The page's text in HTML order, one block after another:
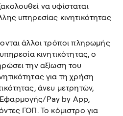
να υφίσταται
υπηρεσίας κινητικότητας
άλλοι τρόποι πληρωμής
κινητικότητας, ο
την αξίωση του
για τη χρήση
άνευ μετρητών,
Pay by App,
ΓΟΠ. Το κόμιστρο για